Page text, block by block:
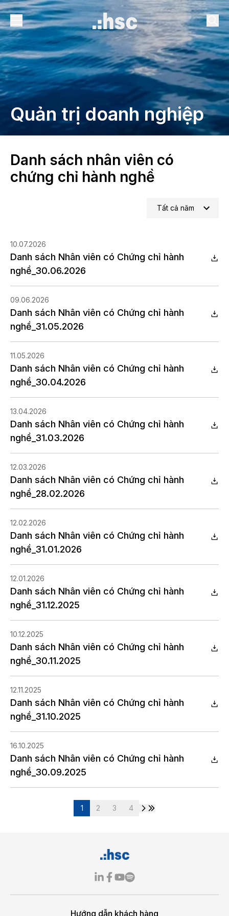
Quản trị doanh nghiệp
Danh sách nhân viên có
chứng chỉ hành nghề
Tất cả năm
10.07.2026
Danh sách Nhân viên có Chứng chỉ hành
nghề_30.06.2026
09.06.2026
Danh sách Nhân viên có Chứng chỉ hành
nghề_31.05.2026
11.05.2026
Danh sách Nhân viên có Chứng chỉ hành
nghề_30.04.2026
13.04.2026
Danh sách Nhân viên có Chứng chỉ hành
nghề_31.03.2026
12.03.2026
Danh sách Nhân viên có Chứng chỉ hành
nghề_28.02.2026
12.02.2026
Danh sách Nhân viên có Chứng chỉ hành
nghề_31.01.2026
12.01.2026
Danh sách Nhân viên có Chứng chỉ hành
nghề_31.12.2025
10.12.2025
Danh sách Nhân viên có Chứng chỉ hành
nghề_30.11.2025
12.11.2025
Danh sách Nhân viên có Chứng chỉ hành
nghề_31.10.2025
16.10.2025
Danh sách Nhân viên có Chứng chỉ hành
nghề_30.09.2025
1 2 3 4
Hướng dẫn khách hàng